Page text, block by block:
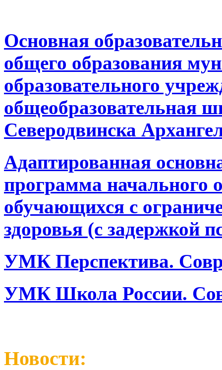
Основная
общего образования
образовательного
общеобразовательная
Северодвинска
Адаптированная
программа начального
обучающихся с
здоровья (с задержкой
УМК Перспектива.
УМК Школа России.
Новости: